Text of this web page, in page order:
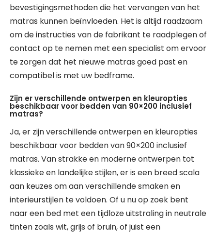
bevestigingsmethoden die het vervangen van het
matras kunnen beïnvloeden. Het is altijd raadzaam
om de instructies van de fabrikant te raadplegen of
contact op te nemen met een specialist om ervoor
te zorgen dat het nieuwe matras goed past en
compatibel is met uw bedframe.
Zijn er verschillende ontwerpen en kleuropties
beschikbaar voor bedden van 90×200 inclusief
matras?
Ja, er zijn verschillende ontwerpen en kleuropties
beschikbaar voor bedden van 90×200 inclusief
matras. Van strakke en moderne ontwerpen tot
klassieke en landelijke stijlen, er is een breed scala
aan keuzes om aan verschillende smaken en
interieurstijlen te voldoen. Of u nu op zoek bent
naar een bed met een tijdloze uitstraling in neutrale
tinten zoals wit, grijs of bruin, of juist een